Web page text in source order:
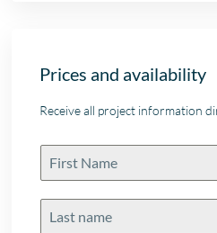
Prices and availability
Receive all project information